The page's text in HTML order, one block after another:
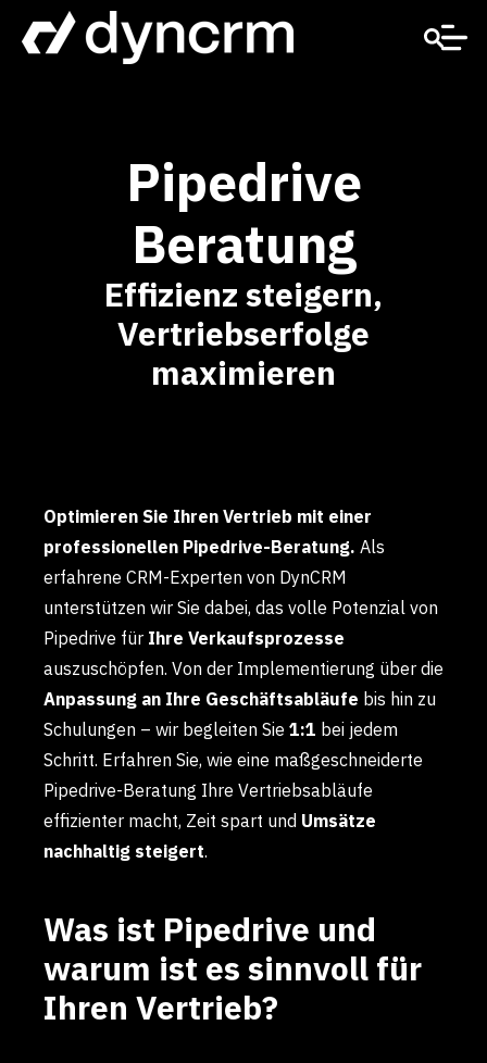
Pipedrive
Beratung
Effizienz steigern,
Vertriebserfolge
maximieren
Optimieren Sie Ihren Vertrieb mit einer
professionellen Pipedrive-Beratung. Als
erfahrene CRM-Experten von DynCRM
unterstützen wir Sie dabei, das volle Potenzial von
Pipedrive für Ihre Verkaufsprozesse
auszuschöpfen. Von der Implementierung über die
Anpassung an Ihre Geschäftsabläufe bis hin zu
Schulungen – wir begleiten Sie 1:1 bei jedem
Schritt. Erfahren Sie, wie eine maßgeschneiderte
Pipedrive-Beratung Ihre Vertriebsabläufe
effizienter macht, Zeit spart und Umsätze
nachhaltig steigert.
Was ist Pipedrive und
warum ist es sinnvoll für
Ihren Vertrieb?